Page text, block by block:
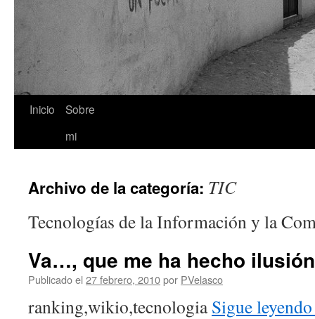
Saltar
Inicio
Sobre
mi
Archivo de la categoría: TIC
Tecnologías de la Información y la
Va…, que me ha hecho
Publicado el 27 febrero, 2010por PVelasco
ranking,wikio,tecnologiaSigue